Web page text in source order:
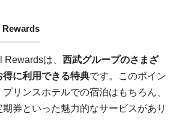
Rewards
は、 西武グループのさまざ
得に利用できる特典です。このポイン
リンスホテルでの宿泊はもちろん、
券といった魅力的なサービスがあり